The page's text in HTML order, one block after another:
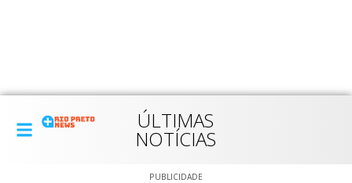
ÚLTIMAS
NOTÍCIAS
PUBLICIDADE